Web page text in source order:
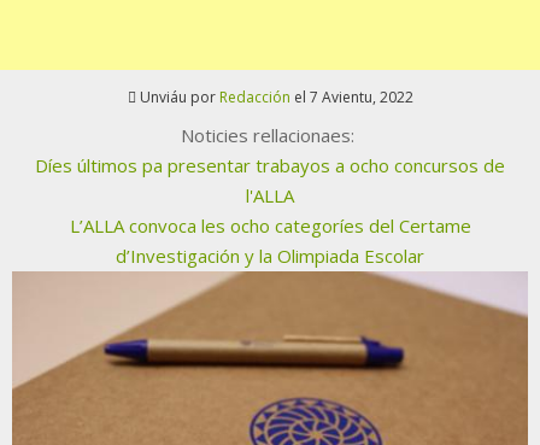
Unviáu por Redacción el 7 Avientu, 2022
Noticies rellacionaes:
Díes últimos pa presentar trabayos a ocho concursos de
l'ALLA
L’ALLA convoca les ocho categoríes del Certame
d’Investigación y la Olimpiada Escolar